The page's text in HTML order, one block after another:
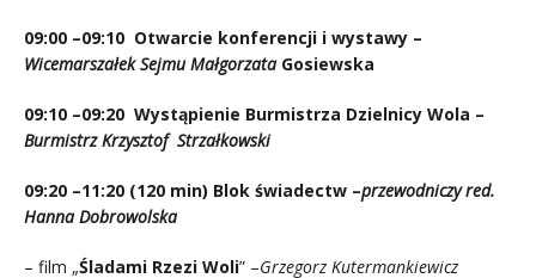
09:00 –09:10 Otwarcie konferencji i wystawy –
Wicemarszałek Sejmu Małgorzata Gosiewska
09:10 –09:20 Wystąpienie Burmistrza Dzielnicy Wola –
Burmistrz Krzysztof Strzałkowski
09:20 –11:20 (120 min) Blok świadectw –przewodniczy red.
Hanna Dobrowolska
– film „Śladami Rzezi Woli” –Grzegorz Kutermankiewicz